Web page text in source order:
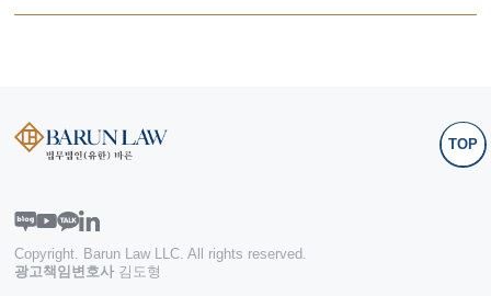
TOP
Copyright. Barun Law LLC. All rights reserved.
광고책임변호사 김도형